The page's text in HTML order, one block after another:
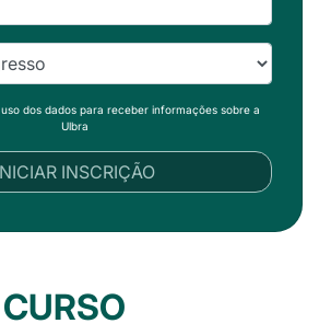
dos dados para receber informações sobre a
Ulbra
INSCRIÇÃO